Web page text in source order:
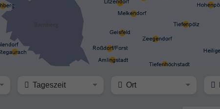
Tageszeit Ort